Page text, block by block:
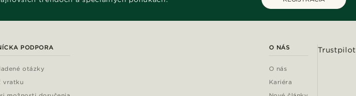
PODPORA
otázky
vratku
O NÁS
O nás
Kariéra
Trustpilot